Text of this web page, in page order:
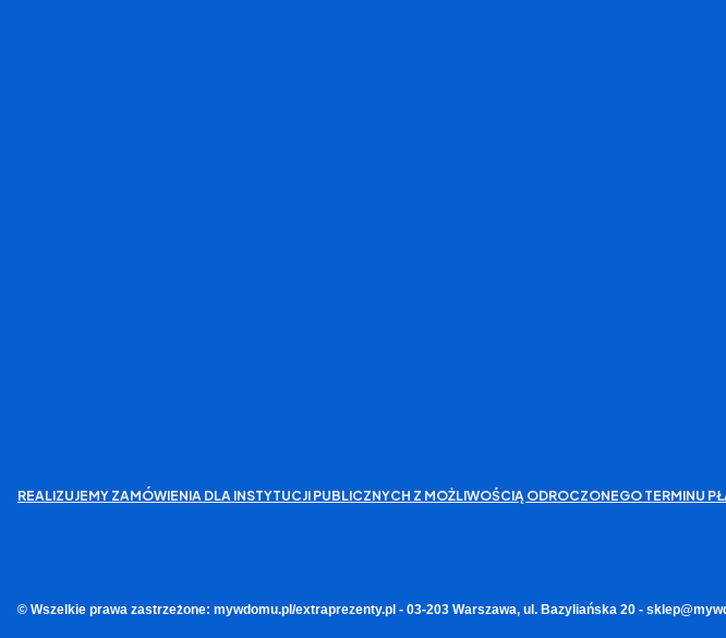
REALIZUJEMY ZAMÓWIENIA DLA INSTYTUCJI PUBLICZNYCH Z MOŻLIWOŚCIĄ ODROCZONEGO TERMINU
© Wszelkie prawa zastrzeżone: mywdomu.pl/extraprezenty.pl - 03-203 Warszawa, ul. Bazyliańska 20 -